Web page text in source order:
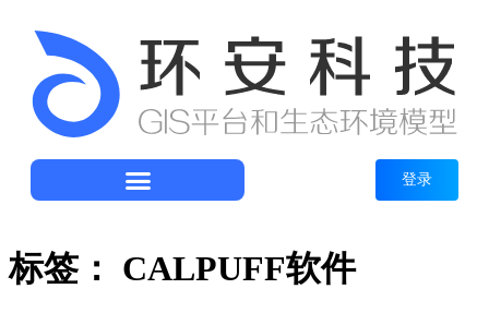
登录
标签： CALPUFF软件